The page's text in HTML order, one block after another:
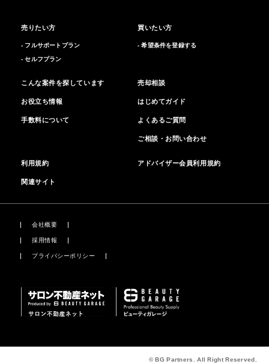
売りたい方
- フルサポートプラン
- セルフプラン
買いたい方
- 希望条件を登録する
こんな案件を探しています
お役立ち情報
手数料について
売却相談
はじめてガイド
よくあるご質問
ご相談・お問い合わせ
利用規約 アドバイザー会員利用規約
関連サイト
会社概要
採用情報
プライバシーポリシー
© BG Partners. All Right Reserved.